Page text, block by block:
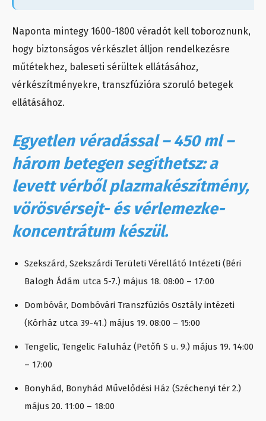
Naponta mintegy 1600-1800 véradót kell toboroznunk,
hogy biztonságos vérkészlet álljon rendelkezésre
műtétekhez, baleseti sérültek ellátásához,
vérkészítményekre, transzfúzióra szoruló betegek
ellátásához.
Egyetlen véradással – 450 ml –
három betegen segíthetsz: a
levett vérből plazmakészítmény,
vörösvérsejt- és vérlemezke-
koncentrátum készül.
Szekszárd, Szekszárdi Területi Vérellátó Intézeti (Béri
Balogh Ádám utca 5-7.) május 18. 08:00 – 17:00
Dombóvár, Dombóvári Transzfúziós Osztály intézeti
(Kórház utca 39-41.) május 19. 08:00 – 15:00
Tengelic, Tengelic Faluház (Petőfi S u. 9.) május 19. 14:00
– 17:00
Bonyhád, Bonyhád Művelődési Ház (Széchenyi tér 2.)
május 20. 11:00 – 18:00